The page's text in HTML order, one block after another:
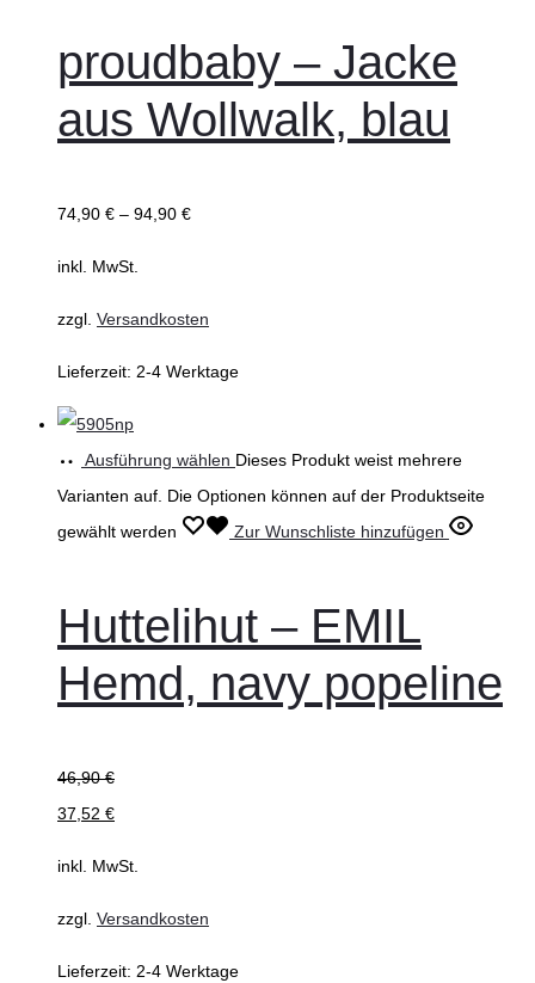
proudbaby – Jacke
aus Wollwalk, blau
74,90 € – 94,90 €
inkl. MwSt.
zzgl. Versandkosten
Lieferzeit: 2-4 Werktage
Ausführung wählen Dieses Produkt weist mehrere
Varianten auf. Die Optionen können auf der Produktseite
gewählt werden
Zur Wunschliste hinzufügen
Huttelihut – EMIL
Hemd, navy popeline
46,90€
37,52 €
inkl. MwSt.
zzgl. Versandkosten
Lieferzeit: 2-4 Werktage